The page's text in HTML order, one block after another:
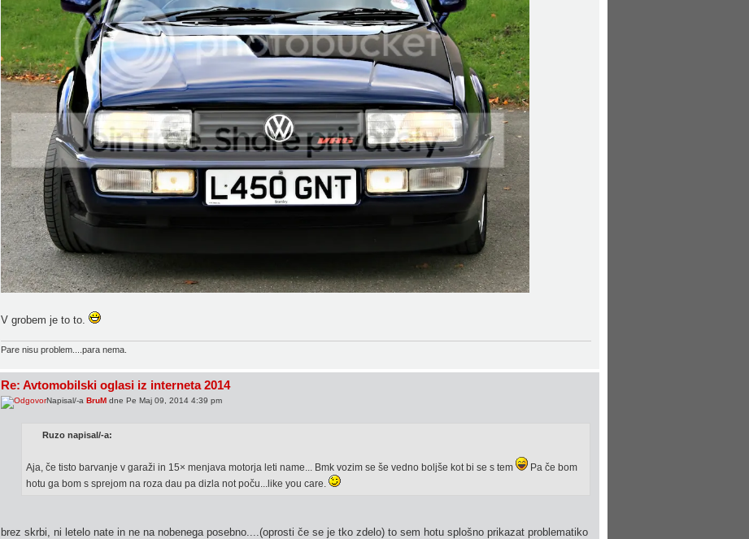
V grobem je to to.
Pare nisu problem....para nema.
Re: Avtomobilski oglasi iz interneta 2014
Napisal/-a BruMdne Pe Maj 09, 2014 4:39 pm
Ruzo napisal/-a:
Aja, če tisto barvanje v garaži in 15× menjava motorja leti name... Bmk vozim se še vedno boljše kot bi se s tem
Pa če bom
hotu ga bom s sprejom na roza dau pa dizla not poču...like you care.
brez skrbi, ni letelo nate in ne na nobenega posebno....(oprosti če se je tko zdelo) to sem hotu splošno prikazat problematiko